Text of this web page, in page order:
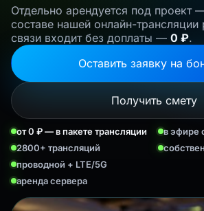
Отдельно арендуется под проект
составе нашей онлайн-трансляции
связи входит без доплаты — 0 ₽.
Оставить заявку на
Получить смету
от 0 ₽ — в пакете трансляции
в эфире
2800+ трансляций
проводной + LTE/5G
аренда сервера